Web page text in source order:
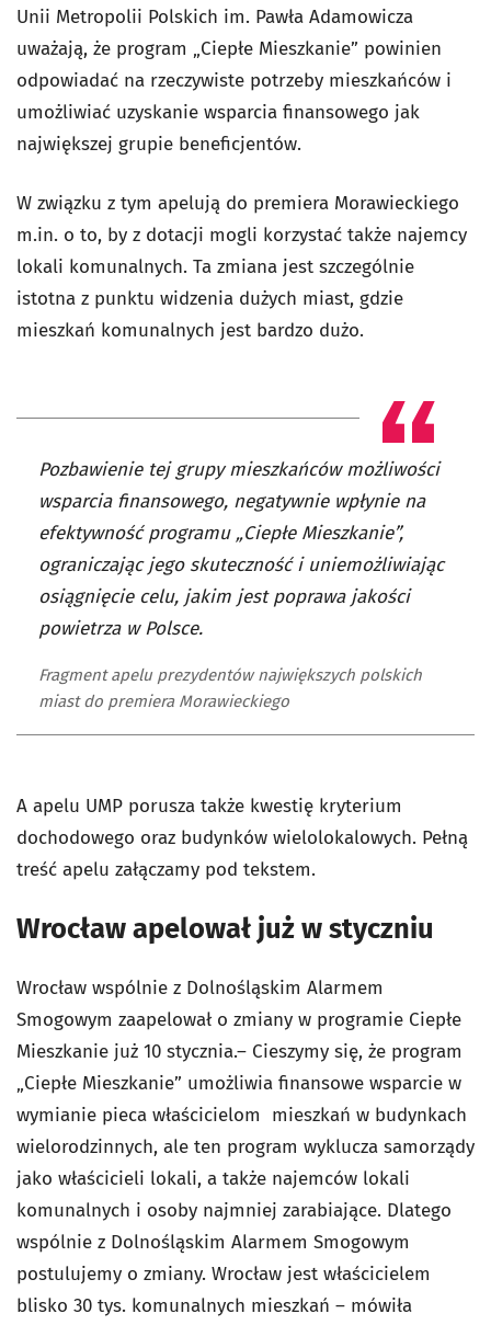
Unii Metropolii Polskich im. Pawła Adamowicza
uważają, że program „Ciepłe Mieszkanie” powinien
odpowiadać na rzeczywiste potrzeby mieszkańców i
umożliwiać uzyskanie wsparcia finansowego jak
największej grupie beneficjentów.
W związku z tym apelują do premiera Morawieckiego
m.in. o to, by z dotacji mogli korzystać także najemcy
lokali komunalnych. Ta zmiana jest szczególnie
istotna z punktu widzenia dużych miast, gdzie
mieszkań komunalnych jest bardzo dużo.
Pozbawienie tej grupy mieszkańców możliwości
wsparcia finansowego, negatywnie wpłynie na
efektywność programu „Ciepłe Mieszkanie”,
ograniczając jego skuteczność i uniemożliwiając
osiągnięcie celu, jakim jest poprawa jakości
powietrza w Polsce.
Fragment apelu prezydentów największych polskich
miast do premiera Morawieckiego
A apelu UMP porusza także kwestię kryterium
dochodowego oraz budynków wielolokalowych. Pełną
treść apelu załączamy pod tekstem.
Wrocław apelował już w styczniu
Wrocław wspólnie z Dolnośląskim Alarmem
Smogowym zaapelował o zmiany w programie Ciepłe
Mieszkanie już 10 stycznia.– Cieszymy się, że program
„Ciepłe Mieszkanie” umożliwia finansowe wsparcie w
wymianie pieca właścicielom mieszkań w budynkach
wielorodzinnych, ale ten program wyklucza samorządy
jako właścicieli lokali, a także najemców lokali
komunalnych i osoby najmniej zarabiające. Dlatego
wspólnie z Dolnośląskim Alarmem Smogowym
postulujemy o zmiany. Wrocław jest właścicielem
blisko 30 tys. komunalnych mieszkań – mówiła